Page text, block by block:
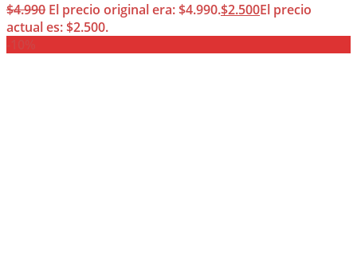
$4.990 El precio original era: $4.990.$2.500El precio
actual es: $2.500.